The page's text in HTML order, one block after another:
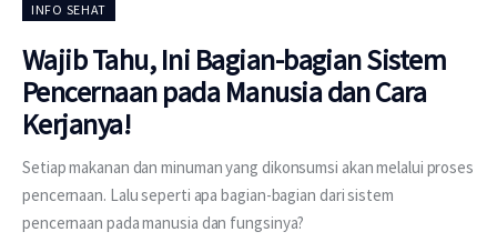
Untuk Bisnis
Untuk Anda
Mengapa Good Doctor
INFO SEHAT
Wajib Tahu, Ini Bagian-bagian Sistem
Pencernaan pada Manusia dan Cara
Kerjanya!
Setiap makanan dan minuman yang dikonsumsi akan melalui proses
pencernaan. Lalu seperti apa bagian-bagian dari sistem
pencernaan pada manusia dan fungsinya?